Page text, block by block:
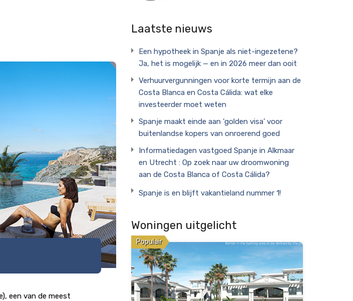
een van de meest
Laatste nieuws
Een hypotheek in Spanje als niet-ingezetene?
Ja, het is mogelijk — en in 2026 meer dan ooit
Verhuurvergunningen voor korte termijn aan de
Costa Blanca en Costa Cálida: wat elke
investeerder moet weten
Spanje maakt einde aan ‘golden visa’ voor
buitenlandse kopers van onroerend goed
Informatiedagen vastgoed Spanje in Alkmaar
en Utrecht : Op zoek naar uw droomwoning
aan de Costa Blanca of Costa Cálida?
Spanje is en blijft vakantieland nummer 1!
Woningen uitgelicht
Populair